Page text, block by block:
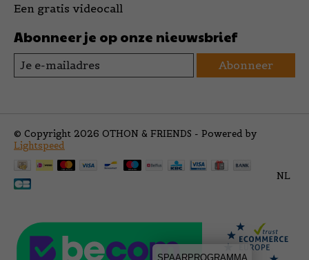
Een gratis videocall
Abonneer je op onze nieuwsbrief
Abonneer
© Copyright 2026 OTHON & FRIENDS - Powered by
Lightspeed
NL
SPAARPROGRAMMA